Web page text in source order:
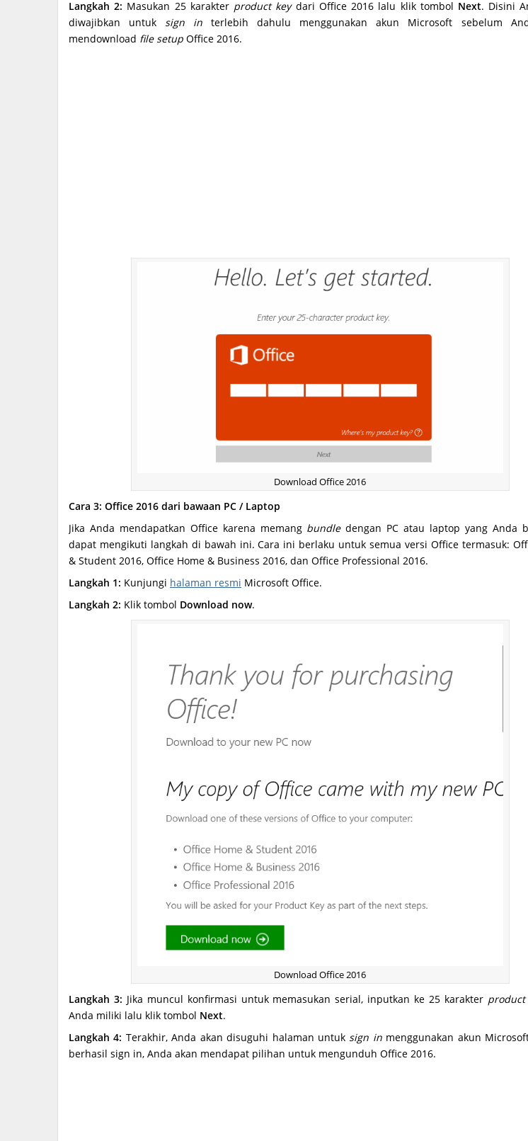
Langkah 2: Masukan 25 karakter product keydari Office 2016 lalu klik tombol Next. Disini
diwajibkan untuk sign in terlebih dahulu menggunakan akun Microsoft sebelum
mendownload file setup Office 2016.
Download Office 2016
Cara 3: Office 2016 dari bawaan PC / Laptop
Jika Anda mendapatkan Office karena memang bundledengan PC atau laptop yang Anda
dapat mengikuti langkah di bawah ini. Cara ini berlaku untuk semua versi Office termasuk:
& Student 2016, Office Home & Business 2016, dan Office Professional 2016.
Langkah 1: Kunjungi halaman resmi Microsoft Office.
Langkah 2: Klik tombol Download now.
Download Office 2016
Langkah 3: Jika muncul konfirmasi untuk memasukan serial, inputkan ke 25 karakter product
Anda miliki lalu klik tombol Next.
Langkah 4: Terakhir, Anda akan disuguhi halaman untuk sign inmenggunakan akun
berhasil sign in, Anda akan mendapat pilihan untuk mengunduh Office 2016.